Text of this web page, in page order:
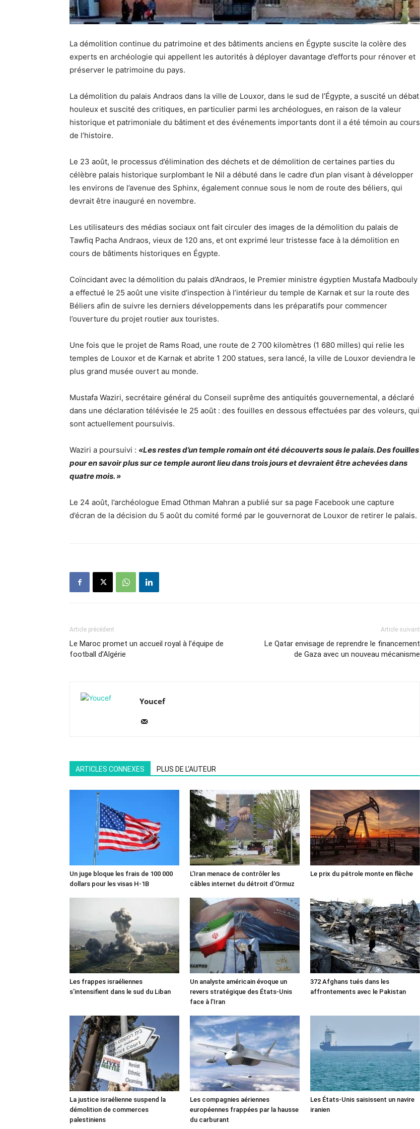
La démolition continue du patrimoine et des bâtiments anciens en Égypte suscite la colère des
experts en archéologie qui appellent les autorités à déployer davantage d’efforts pour rénover et
préserver le patrimoine du pays.
La démolition du palais Andraos dans la ville de Louxor, dans le sud de l’Égypte, a suscité un débat
houleux et suscité des critiques, en particulier parmi les archéologues, en raison de la valeur
historique et patrimoniale du bâtiment et des événements importants dont il a été témoin au cours
de l’histoire.
Le 23 août, le processus d’élimination des déchets et de démolition de certaines parties du
célèbre palais historique surplombant le Nil a débuté dans le cadre d’un plan visant à développer
les environs de l’avenue des Sphinx, également connue sous le nom de route des béliers, qui
devrait être inauguré en novembre.
Les utilisateurs des médias sociaux ont fait circuler des images de la démolition du palais de
Tawfiq Pacha Andraos, vieux de 120 ans, et ont exprimé leur tristesse face à la démolition en
cours de bâtiments historiques en Égypte.
Coïncidant avec la démolition du palais d’Andraos, le Premier ministre égyptien Mustafa Madbouly
a effectué le 25 août une visite d’inspection à l’intérieur du temple de Karnak et sur la route des
Béliers afin de suivre les derniers développements dans les préparatifs pour commencer
l’ouverture du projet routier aux touristes.
Une fois que le projet de Rams Road, une route de 2 700 kilomètres (1 680 milles) qui relie les
temples de Louxor et de Karnak et abrite 1 200 statues, sera lancé, la ville de Louxor deviendra le
plus grand musée ouvert au monde.
Mustafa Waziri, secrétaire général du Conseil suprême des antiquités gouvernemental, a déclaré
dans une déclaration télévisée le 25 août : des fouilles en dessous effectuées par des voleurs, qui
sont actuellement poursuivis.
Waziri a poursuivi : «Les restes d’un temple romain ont été découverts sous le palais. Des fouilles
pour en savoir plus sur ce temple auront lieu dans trois jours et devraient être achevées dans
quatre mois. »
Le 24 août, l’archéologue Emad Othman Mahran a publié sur sa page Facebook une capture
d’écran de la décision du 5 août du comité formé par le gouvernorat de Louxor de retirer le palais.
Article précédent
Le Maroc promet un accueil royal à l’équipe de
football d’Algérie
Article suivant
Le Qatar envisage de reprendre le financement
de Gaza avec un nouveau mécanisme
Youcef
ARTICLES CONNEXES PLUS DE L'AUTEUR
Un juge bloque les frais de 100 000
dollars pour les visas H-1B
L’Iran menace de contrôler les
câbles internet du détroit d’Ormuz
Le prix du pétrole monte en flèche
Les frappes israéliennes
s’intensifient dans le sud du Liban
Un analyste américain évoque un
revers stratégique des États-Unis
face à l’Iran
372 Afghans tués dans les
affrontements avec le Pakistan
La justice israélienne suspend la
démolition de commerces
palestiniens
Les compagnies aériennes
européennes frappées par la hausse
du carburant
Les États-Unis saisissent un navire
iranien